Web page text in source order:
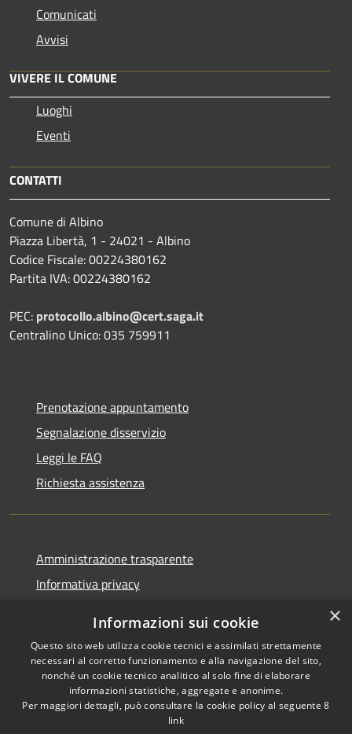
Comunicati
Avvisi
VIVERE IL COMUNE
Luoghi
Eventi
CONTATTI
Comune di Albino
Piazza Libertà, 1 - 24021 - Albino
Codice Fiscale: 00224380162
Partita IVA: 00224380162
PEC: protocollo.albino@cert.saga.it
Centralino Unico: 035 759911
Prenotazione appuntamento
Segnalazione disservizio
Leggi le FAQ
Richiesta assistenza
Amministrazione trasparente
Informativa privacy
Dichiarazione di accessibilità
RSS
Copyright © 2026 • Comune di
×
Informazioni sui cookie
Questo sito web utilizza cookie tecnici e assimilati strettamente
necessari al corretto funzionamento e alla navigazione del sito,
nonché un cookie tecnico analitico al solo fine di elaborare
informazioni statistiche, aggregate e anonime.
Per maggiori dettagli, può consultare la cookie policy al seguente8
link